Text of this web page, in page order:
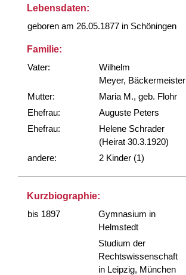
Lebensdaten:
geboren am 26.05.1877 in Schöningen
Familie:
Vater:
Wilhelm
Meyer, Bäckermeister
Mutter:
Maria M., geb. Flohr
Ehefrau:
Auguste Peters
Ehefrau:
Helene Schrader
(Heirat 30.3.1920)
andere:
2 Kinder (1)
Kurzbiographie:
bis 1897
Gymnasium in
Helmstedt
Studium der
Rechtswissenschaft
in Leipzig, München